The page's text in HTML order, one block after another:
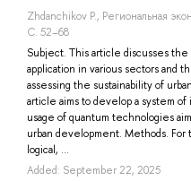
Zhdanchikov P., Региональная
С. 52–68
Subject. This article discusses
application in various sectors and
assessing the sustainability of
article aims to develop a system
usage of quantum technologies
urban development. Methods. For
logical, ...
Added: September 22, 2025